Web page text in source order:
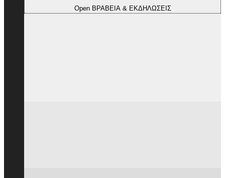
Open ΒΡΑΒΕΙΑ & ΕΚΔΗΛΩΣΕΙΣ